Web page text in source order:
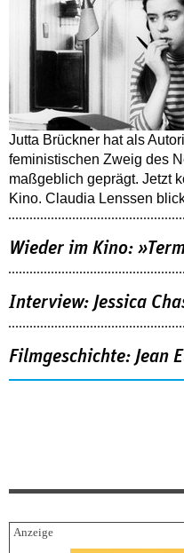
Jutta Brückner hat als
feministischen Zweig des
maßgeblich geprägt. Jetzt
Kino. Claudia Lenssen
Wieder im Kino:
Interview: Jessica
Filmgeschichte: Jean